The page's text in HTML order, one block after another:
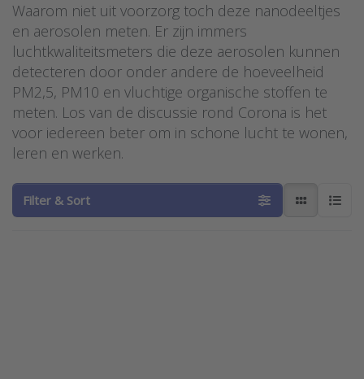
Waarom niet uit voorzorg toch deze nanodeeltjes
en aerosolen meten. Er zijn immers
luchtkwaliteitsmeters die deze aerosolen kunnen
detecteren door onder andere de hoeveelheid
PM2,5, PM10 en vluchtige organische stoffen te
meten. Los van de discussie rond Corona is het
voor iedereen beter om in schone lucht te wonen,
leren en werken.
Filter & Sort